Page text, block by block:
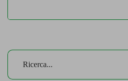
che si tramandano di
antiche A dominare la città